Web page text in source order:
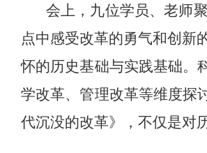
会上，九位学员、老师
点中感受改革的勇气和创新
怀的历史基础与实践基础。
学改革、管理改革等维度探
代沉没的改革》，不仅是对